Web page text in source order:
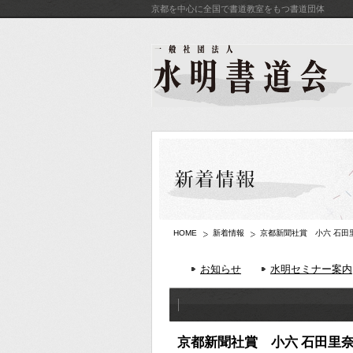
京都を中心に全国で書道教室をもつ書道団体
HOME 新着情報 京都新聞社賞 小六 石田
お知らせ 水明セミナー案内
京都新聞社賞 小六 石田里